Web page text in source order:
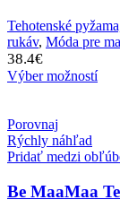
Tehotenské
rukáv, Móda pre
38.4€
Výber možností
Porovnaj
Rýchly náhľad
Pridať medzi
Be MaaMaa